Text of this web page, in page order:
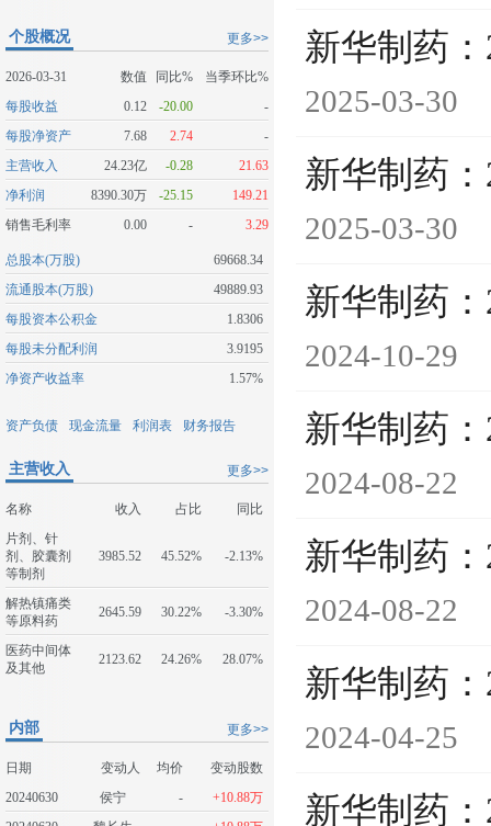
更多>>
个股概况
2026-03-31 数值 同比%
当季环比%
每股收益
0.12 -20.00
-
每股净资产
7.68 2.74
-
主营收入
24.23亿 -0.28
21.63
净利润
8390.30万 -25.15
149.21
销售毛利率
0.00 - 3.29
总股本(万股)
69668.34
流通股本(万股)
49889.93
每股资本公积金
1.8306
每股未分配利润
3.9195
净资产收益率
1.57%
资产负债 现金流量 利润表 财务报告
更多>>
主营收入
名称 收入 占比
同比
片剂、针
剂、胶囊剂
等制剂
3985.52 45.52% -2.13%
解热镇痛类
等原料药
2645.59 30.22% -3.30%
医药中间体
及其他
2123.62 24.26% 28.07%
更多>>
内部
日期 变动人 均价
变动股数
20240630
侯宁 -
+10.88万
新华制药
2025-03-30
新华制药
2025-03-30
新华制药
2024-10-29
新华制药
2024-08-22
新华制药
2024-08-22
新华制药
2024-04-25
新华制药